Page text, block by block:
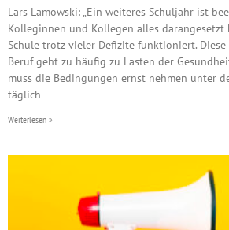
Lars Lamowski: „Ein weiteres Schuljahr ist
Kolleginnen und Kollegen alles darangesetzt
Schule trotz vieler Defizite funktioniert.
Beruf geht zu häufig zu Lasten der
muss die Bedingungen ernst nehmen unter
täglich
Weiterlesen »